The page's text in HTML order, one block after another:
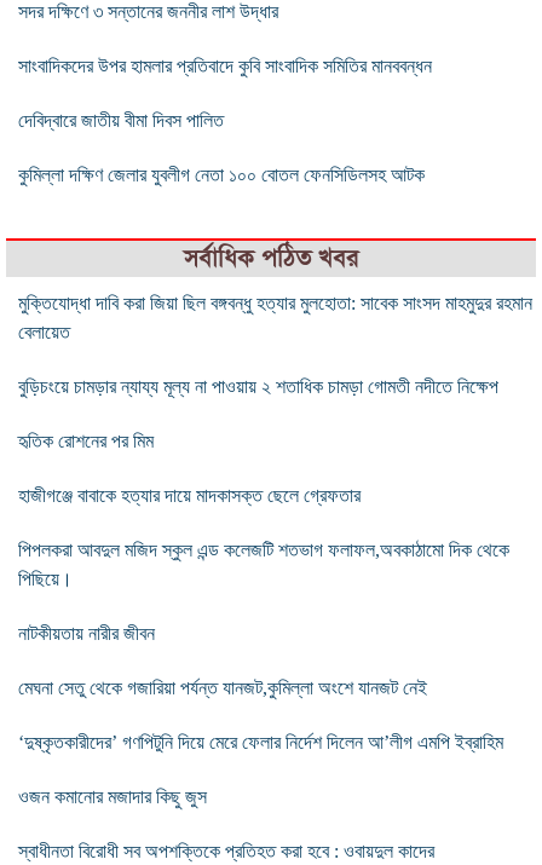
সদর দক্ষিণে ৩ সন্তানের জননীর লাশ উদ্ধার
সাংবাদিকদের উপর হামলার প্রতিবাদে কুবি সাংবাদিক সমিতির মানববন্ধন
দেবিদ্বারে জাতীয় বীমা দিবস পালিত
কুমিল্লা দক্ষিণ জেলার যুবলীগ নেতা ১০০ বোতল ফেনসিডিলসহ আটক
সর্বাধিক পঠিত খবর
মুক্তিযোদ্ধা দাবি করা জিয়া ছিল বঙ্গবন্ধু হত্যার মুলহোতা: সাবেক সাংসদ মাহমুদুর রহমান
বেলায়েত
বুড়িচংয়ে চামড়ার ন্যায্য মূল্য না পাওয়ায় ২ শতাধিক চামড়া গোমতী নদীতে নিক্ষেপ
হৃতিক রোশনের পর মিম
হাজীগঞ্জে বাবাকে হত্যার দায়ে মাদকাসক্ত ছেলে গ্রেফতার
পিপলকরা আবদুল মজিদ স্কুল এন্ড কলেজটি শতভাগ ফলাফল,অবকাঠামো দিক থেকে
পিছিয়ে।
নাটকীয়তায় নারীর জীবন
মেঘনা সেতু থেকে গজারিয়া পর্যন্ত যানজট,কুমিল্লা অংশে যানজট নেই
‘দুষ্কৃতকারীদের’ গণপিটুনি দিয়ে মেরে ফেলার নির্দেশ দিলেন আ’লীগ এমপি ইব্রাহিম
ওজন কমানোর মজাদার কিছু জুস
স্বাধীনতা বিরোধী সব অপশক্তিকে প্রতিহত করা হবে : ওবায়দুল কাদের